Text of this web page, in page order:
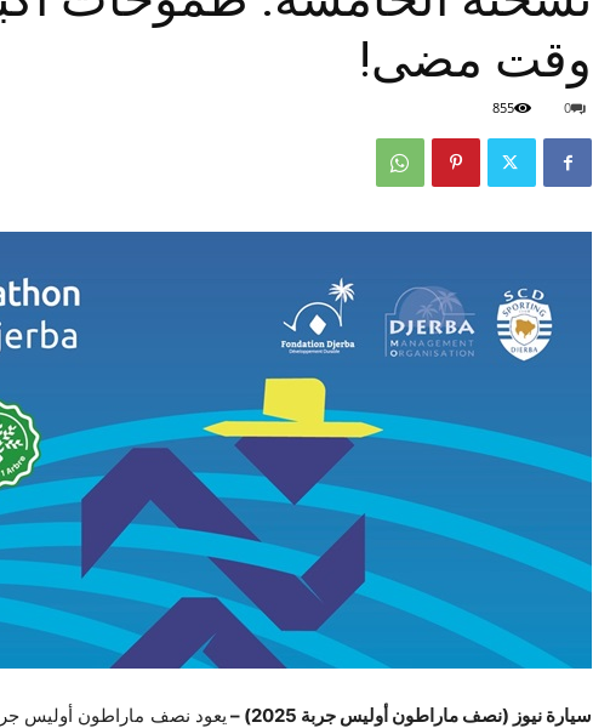
وقت مضى!
0
855
سيارة نيوز (نصف ماراطون أوليس جربة 2025) –